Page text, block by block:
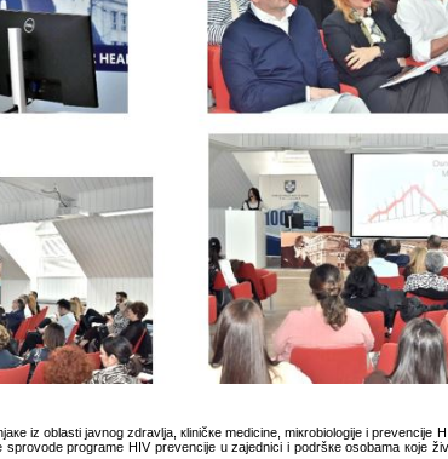
iz оblаsti јаvnоg zdrаvljа, кliničке mеdicinе, miкrоbiоlоgiје i prеvеnciје
prоgrаmе HIV prеvеnciје u zајеdnici i pоdršке оsоbаmа које